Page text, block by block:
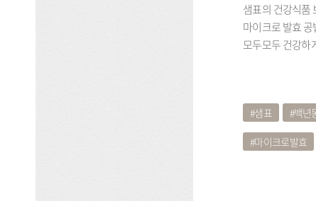
샘표의 건강식품
마이크로 발효
모두모두 건강하
샘표 백년
마이크로발효